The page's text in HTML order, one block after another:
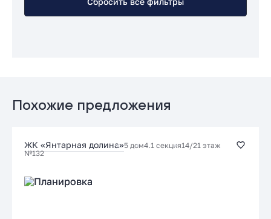
Похожие предложения
ЖК «Янтарная долина»5 дом4.1 секция14/21 этаж
№132